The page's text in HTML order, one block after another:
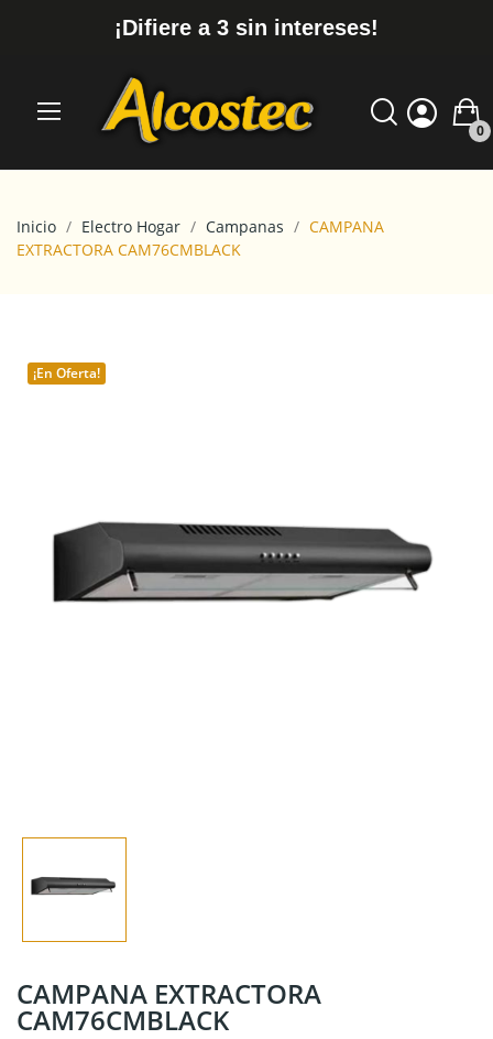
¡Difiere a 3 sin intereses!
0
Inicio Electro Hogar Campanas
CAMPANA
EXTRACTORA CAM76CMBLACK
¡En Oferta!
CAMPANA EXTRACTORA
CAM76CMBLACK